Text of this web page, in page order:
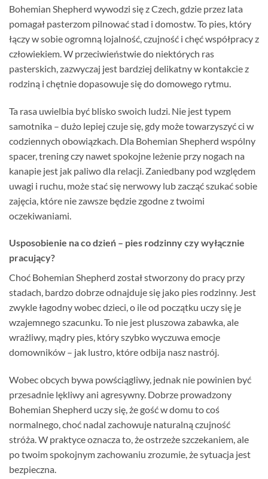
Bohemian Shepherd wywodzi się z Czech, gdzie przez lata
pomagał pasterzom pilnować stad i domostw. To pies, który
łączy w sobie ogromną lojalność, czujność i chęć współpracy z
człowiekiem. W przeciwieństwie do niektórych ras
pasterskich, zazwyczaj jest bardziej delikatny w kontakcie z
rodziną i chętnie dopasowuje się do domowego rytmu.
Ta rasa uwielbia być blisko swoich ludzi. Nie jest typem
samotnika – dużo lepiej czuje się, gdy może towarzyszyć ci w
codziennych obowiązkach. Dla Bohemian Shepherd wspólny
spacer, trening czy nawet spokojne leżenie przy nogach na
kanapie jest jak paliwo dla relacji. Zaniedbany pod względem
uwagi i ruchu, może stać się nerwowy lub zacząć szukać sobie
zajęcia, które nie zawsze będzie zgodne z twoimi
oczekiwaniami.
Usposobienie na co dzień – pies rodzinny czy wyłącznie
pracujący?
Choć Bohemian Shepherd został stworzony do pracy przy
stadach, bardzo dobrze odnajduje się jako pies rodzinny. Jest
zwykle łagodny wobec dzieci, o ile od początku uczy się je
wzajemnego szacunku. To nie jest pluszowa zabawka, ale
wrażliwy, mądry pies, który szybko wyczuwa emocje
domowników – jak lustro, które odbija nasz nastrój.
Wobec obcych bywa powściągliwy, jednak nie powinien być
przesadnie lękliwy ani agresywny. Dobrze prowadzony
Bohemian Shepherd uczy się, że gość w domu to coś
normalnego, choć nadal zachowuje naturalną czujność
stróża. W praktyce oznacza to, że ostrzeże szczekaniem, ale
po twoim spokojnym zachowaniu zrozumie, że sytuacja jest
bezpieczna.